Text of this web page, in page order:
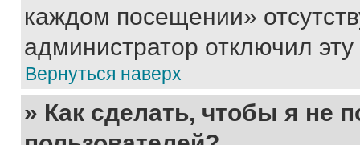
каждом посещении»
администратор отключил
Вернуться наверх
» Как сделать, чтобы я не